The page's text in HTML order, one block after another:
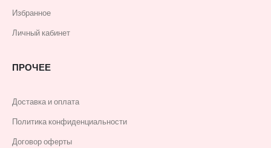
Избранное
Личный кабинет
ПРОЧЕЕ
Доставка и оплата
Политика конфиденциальности
Договор оферты